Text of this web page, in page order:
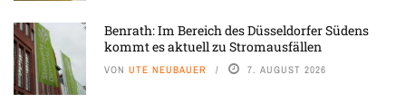
Benrath: Im Bereich des Düsseldorfer Südens
kommt es aktuell zu Stromausfällen
VON UTE NEUBAUER 7. AUGUST 2026